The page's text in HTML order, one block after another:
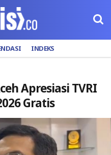
INDEKS
Apresiasi TVRI
Gratis